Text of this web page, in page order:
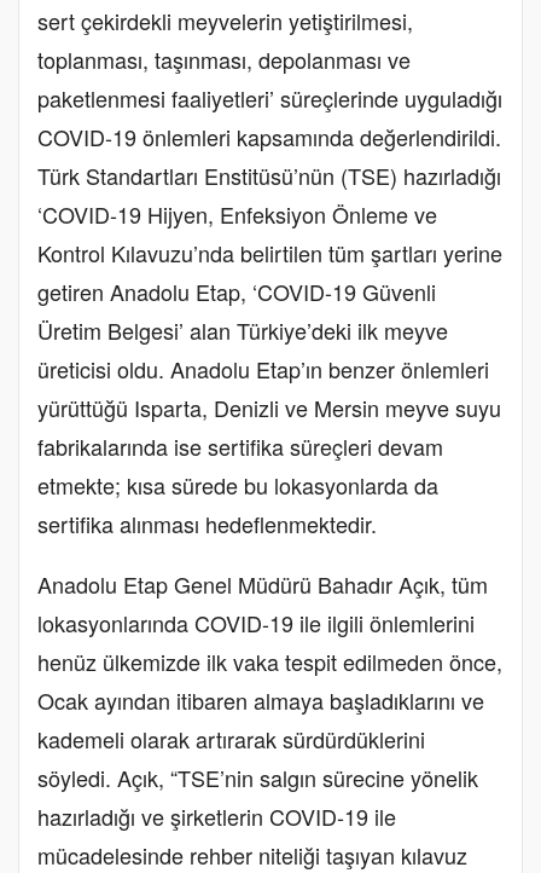
sert çekirdekli meyvelerin yetiştirilmesi,
toplanması, taşınması, depolanması ve
paketlenmesi faaliyetleri’ süreçlerinde uyguladığı
COVID-19 önlemleri kapsamında değerlendirildi.
Türk Standartları Enstitüsü’nün (TSE) hazırladığı
‘COVID-19 Hijyen, Enfeksiyon Önleme ve
Kontrol Kılavuzu’nda belirtilen tüm şartları yerine
getiren Anadolu Etap, ‘COVID-19 Güvenli
Üretim Belgesi’ alan Türkiye’deki ilk meyve
üreticisi oldu. Anadolu Etap’ın benzer önlemleri
yürüttüğü Isparta, Denizli ve Mersin meyve suyu
fabrikalarında ise sertifika süreçleri devam
etmekte; kısa sürede bu lokasyonlarda da
sertifika alınması hedeflenmektedir.
Anadolu Etap Genel Müdürü Bahadır Açık, tüm
lokasyonlarında COVID-19 ile ilgili önlemlerini
henüz ülkemizde ilk vaka tespit edilmeden önce,
Ocak ayından itibaren almaya başladıklarını ve
kademeli olarak artırarak sürdürdüklerini
söyledi. Açık, “TSE’nin salgın sürecine yönelik
hazırladığı ve şirketlerin COVID-19 ile
mücadelesinde rehber niteliği taşıyan kılavuz